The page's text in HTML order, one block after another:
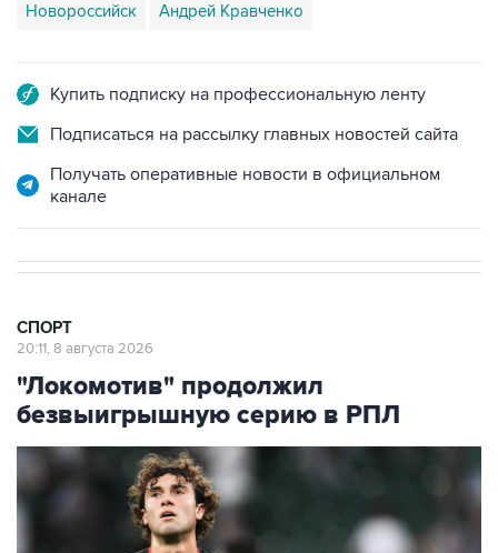
Новороссийск Андрей Кравченко
Купить подписку на профессиональную ленту
Подписаться на рассылку главных новостей сайта
Получать оперативные новости в официальном
канале
СПОРТ
20:11, 8 августа 2026
"Локомотив" продолжил
безвыигрышную серию в РПЛ